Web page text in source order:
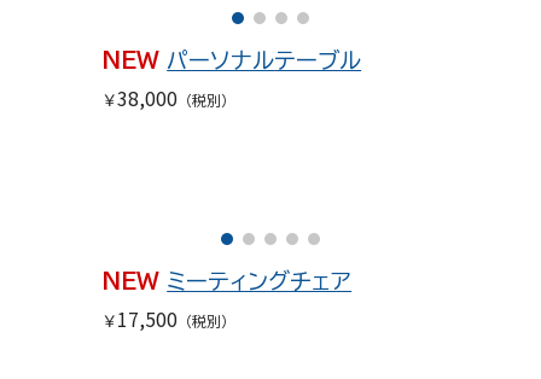
NEW パーソナルテーブル
￥38,000 （税別）
NEW ミーティングチェア
￥17,500 （税別）